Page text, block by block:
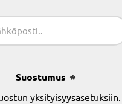
Suostumus
yksityisyysasetuksiin.